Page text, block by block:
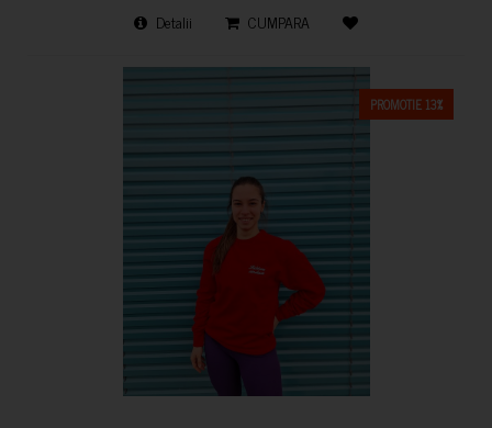
Detalii CUMPARA
PROMOTIE 13%